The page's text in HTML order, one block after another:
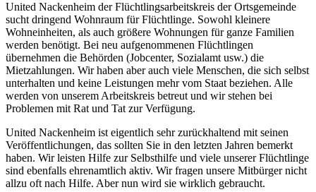
United Nackenheim der Flüchtlingsarbeitskreis der Ortsgemeinde
sucht dringend Wohnraum für Flüchtlinge. Sowohl kleinere
Wohneinheiten, als auch größere Wohnungen für ganze Familien
werden benötigt. Bei neu aufgenommenen Flüchtlingen
übernehmen die Behörden (Jobcenter, Sozialamt usw.) die
Mietzahlungen. Wir haben aber auch viele Menschen, die sich selbst
unterhalten und keine Leistungen mehr vom Staat beziehen. Alle
werden von unserem Arbeitskreis betreut und wir stehen bei
Problemen mit Rat und Tat zur Verfügung.
United Nackenheim ist eigentlich sehr zurückhaltend mit seinen
Veröffentlichungen, das sollten Sie in den letzten Jahren bemerkt
haben. Wir leisten Hilfe zur Selbsthilfe und viele unserer Flüchtlinge
sind ebenfalls ehrenamtlich aktiv. Wir fragen unsere Mitbürger nicht
allzu oft nach Hilfe. Aber nun wird sie wirklich gebraucht.